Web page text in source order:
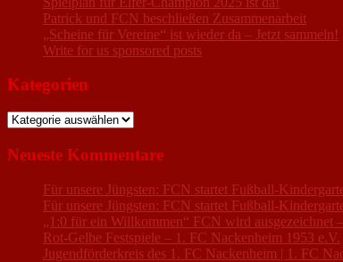
Patrick und FCN beschließen Zusammenarbeit
„Scheine für Vereine“ ist wieder da – Jetzt sammeln!
Write for us sponsored posts
Kategorien
Kategorien
Neueste Kommentare
Für unsere Jüngsten: FCN startet Fußball-
Für unsere Jüngsten: FCN startet Fußball-
„1:0 für ein Willkommen“ FCN wird ausgezeichnet
Rot-Gelbe Festspiele – 1. FC Nackenheim 1953 e.V.
Jugendförderkreis des 1. FC Nackenheim | 1. FC